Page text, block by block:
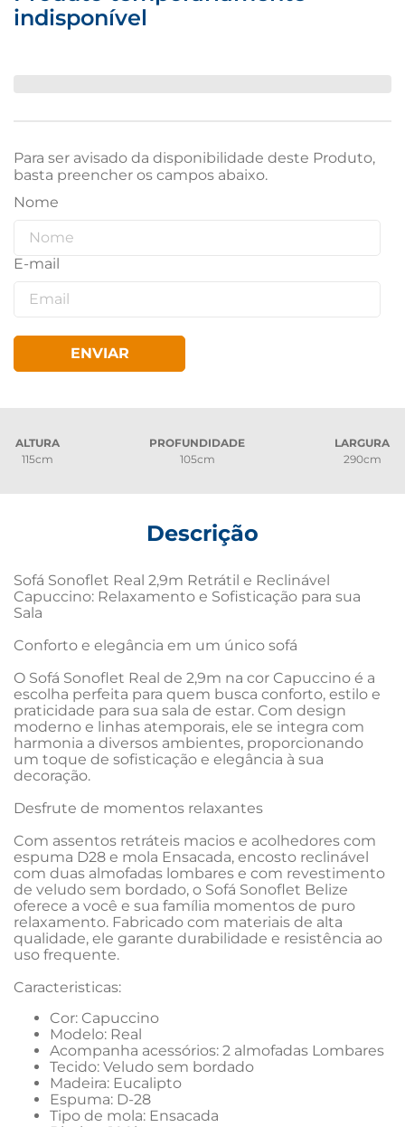
indisponível
Para ser avisado da disponibilidade deste Produto,
basta preencher os campos abaixo.
ENVIAR
ALTURA
115cm
PROFUNDIDADE
105cm
LARGURA
290cm
Descrição
Sofá Sonoflet Real 2,9m Retrátil e Reclinável
Capuccino: Relaxamento e Sofisticação para sua
Sala
Conforto e elegância em um único sofá
O Sofá Sonoflet Real de 2,9m na cor Capuccino é a
escolha perfeita para quem busca conforto, estilo e
praticidade para sua sala de estar. Com design
moderno e linhas atemporais, ele se integra com
harmonia a diversos ambientes, proporcionando
um toque de sofisticação e elegância à sua
decoração.
Desfrute de momentos relaxantes
Com assentos retráteis macios e acolhedores com
espuma D28 e mola Ensacada, encosto reclinável
com duas almofadas lombares e com revestimento
de veludo sem bordado, o Sofá Sonoflet Belize
oferece a você e sua família momentos de puro
relaxamento. Fabricado com materiais de alta
qualidade, ele garante durabilidade e resistência ao
uso frequente.